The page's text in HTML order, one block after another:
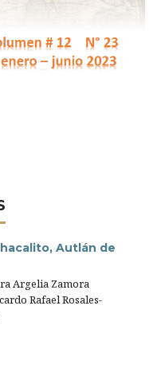
Autlán de
Argelia Zamora
Rafael Rosales-